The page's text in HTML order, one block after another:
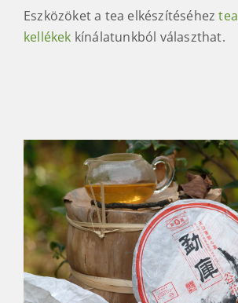
Eszközöket a tea elkészítéséhez tea
kellékek kínálatunkból választhat.